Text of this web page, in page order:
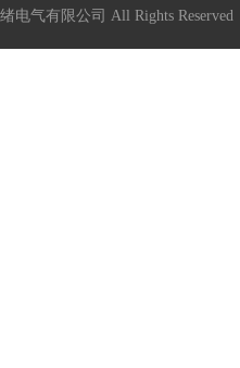
电气有限公司 All Rights